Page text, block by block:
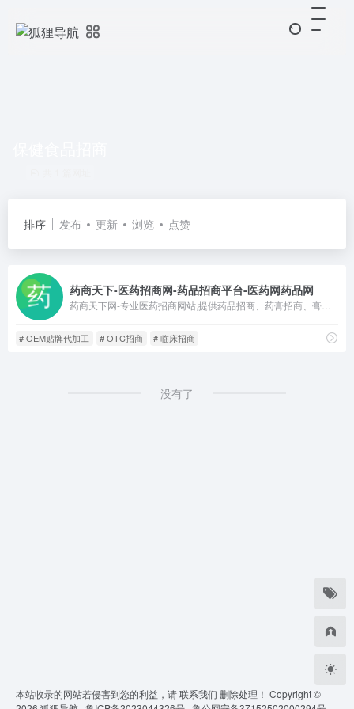
排序 发布 更新 浏览 点赞
药商天下-医药招商网-药品招商平台-医药网药品网
# OEM贴牌代加工 # OTC招商 # 临床招商
没有了
本站收录的网站若侵害到您的利益，请联系我们 删除处理！ Copyright ©